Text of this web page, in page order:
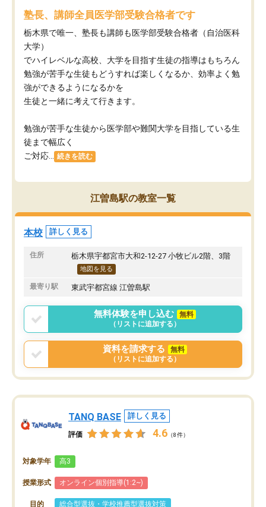
塾長、講師全員医学部受験合格者です
栃木県で唯一、塾長も講師も医学部受験合格者（自治医科
大学）
でハイレベルな高校、大学を目指す生徒の指導はもちろん
勉強が苦手な生徒もどうすれば楽しくなるか、効率よく勉
強ができるようになるかを
生徒と一緒に考えて行きます。
勉強が苦手な生徒から医学部や難関大学を目指している生
徒まで幅広く
ご対応...
続きを読む
江曽島駅の教室一覧
本校 詳しく見る
住所 栃木県宇都宮市大和2-12-27 小牧ビル2階、3階
地図を見る
最寄り駅 東武宇都宮線 江曽島駅
無料体験を申し込む
無料
（リストに追加する）
資料を請求する
無料
（リストに追加する）
TANQ BASE 詳しく見る
評価 4.6 （8件）
対象学年 高3
授業形式 オンライン個別指導(1:2~)
目的 総合型選抜・学校推薦型選抜対策